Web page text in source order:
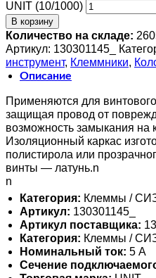
UNIT (10/1000)
В корзину
Количество на складе:
Артикул: 130301145_
инструмент, Клеммники,
Описание
Применяются для
защищая провод от
возможность замыкания на
Изоляционный каркас
полистирола или
винты — латунь.n
n
Категория: Клеммы /
Артикул: 130301145_
Артикул поставщика:
Категория: Клеммы /
Номинальный ток: 5 А
Сечение